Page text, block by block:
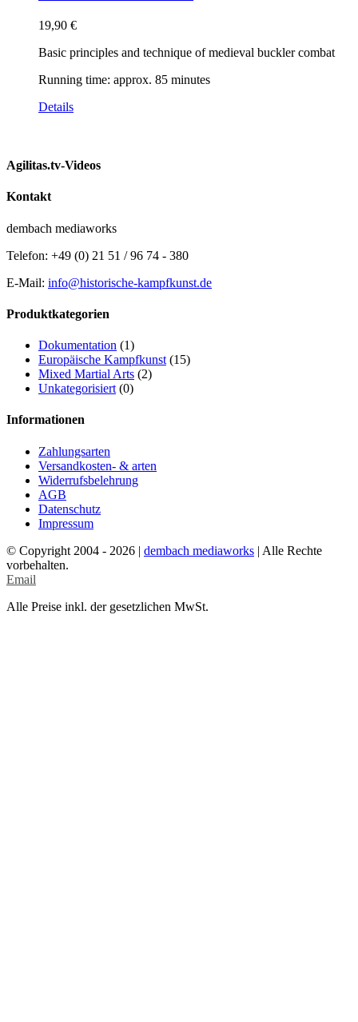
19,90 €
Basic principles and technique of medieval buckler combat
Running time: approx. 85 minutes
Details
Agilitas.tv-Videos
Kontakt
dembach mediaworks
Telefon: +49 (0) 21 51 / 96 74 - 380
E-Mail: info@historische-kampfkunst.de
Produktkategorien
Dokumentation (1)
Europäische Kampfkunst (15)
Mixed Martial Arts (2)
Unkategorisiert (0)
Informationen
Zahlungsarten
Versandkosten- & arten
Widerrufsbelehrung
AGB
Datenschutz
Impressum
© Copyright 2004 - 2026 | dembach mediaworks | Alle Rechte
vorbehalten.
Email
Alle Preise inkl. der gesetzlichen MwSt.